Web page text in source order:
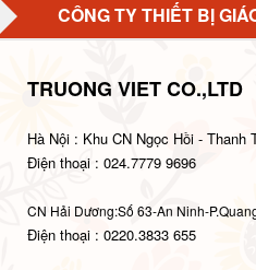
CÔNG TY THIẾT BỊ
TRUONG VIET CO.,LTD
Hà Nội : Khu CN Ngọc Hồi - Thanh
Điện thoại : 024.7779 9696
CN Hải Dương:Số 63-An Ninh-
Điện thoại : 0220.3833 655